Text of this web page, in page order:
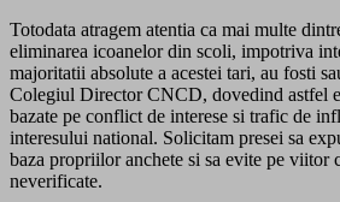
Totodata atragem atentia ca mai multe
eliminarea icoanelor din scoli, impotriva
majoritatii absolute a acestei tari, au fosti
Colegiul Director CNCD, dovedind astfel
bazate pe conflict de interese si trafic de
interesului national. Solicitam presei sa
baza propriilor anchete si sa evite pe viitor
neverificate.